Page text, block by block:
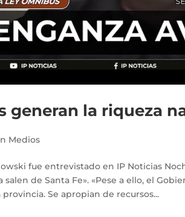
generan la riqueza
Medios
fue entrevistado en IP Noticias
de Santa Fe». «Pese a ello, el
Se apropian de recursos...